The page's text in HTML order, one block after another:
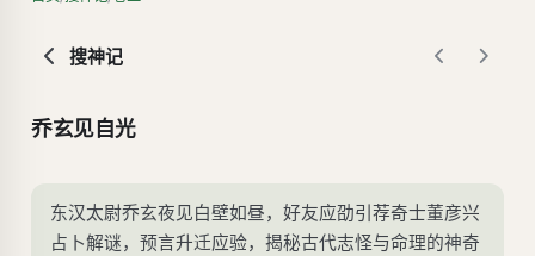
搜神记
乔玄见自光
东汉太尉乔玄夜见白壁如昼，好友应劭引荐奇士董彦兴
占卜解谜，预言升迁应验，揭秘古代志怪与命理的神奇